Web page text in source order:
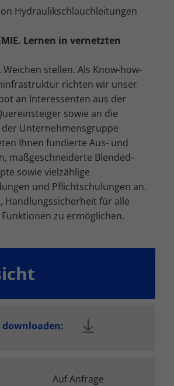
Hydraulikschlauchleitungen
Lernen in vernetzten
stellen. Als Know-how-
richten wir unser
an Interessenten aus der
sowie an die
Unternehmensgruppe
Ihnen fundierte Aus- und
maßgeschneiderte Blended-
sowie vielzählige
und Pflichtschulungen an.
Handlungssicherheit für alle
zu ermöglichen.
Auf Anfrage
anzuzeigen. Sie tun dies, indem sie Besucher
Informationen anzeigen
(5)
und Social-Media-Plattformen werden
Wenn Cookies von externen Medien akzeptiert
auf diese Inhalte keiner manuellen Einwilligung
Informationen anzeigen
Datenschutzerklärung Impressum